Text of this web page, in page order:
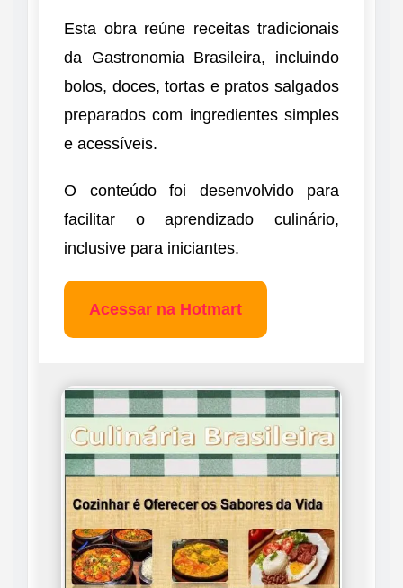
Esta obra reúne receitas tradicionais
da Gastronomia Brasileira, incluindo
bolos, doces, tortas e pratos salgados
preparados com ingredientes simples
e acessíveis.
O conteúdo foi desenvolvido para
facilitar o aprendizado culinário,
inclusive para iniciantes.
Acessar na Hotmart